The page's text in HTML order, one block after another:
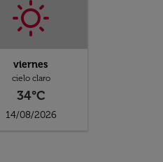
viernes
cielo claro
34°C
14/08/2026